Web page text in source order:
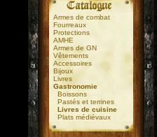
Armes de combat
Fourreaux
Protections
AMHE
Armes de GN
Vêtements
Accessoires
Bijoux
Livres
Gastronomie
Boissons
Pastés et terrines
Livres de cuisine
Plats médiévaux